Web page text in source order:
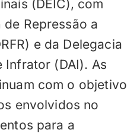
(DEIC), com
Repressão a
e da Delegacia
Infrator (DAI). As
com o objetivo
envolvidos no
para a